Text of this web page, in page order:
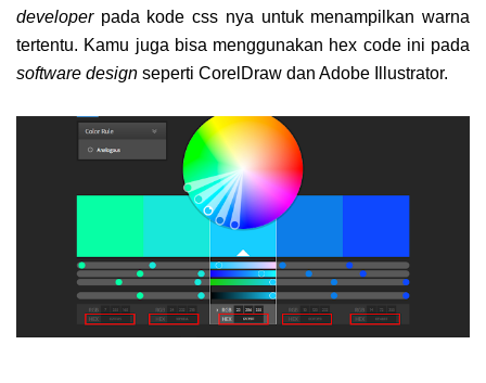
developerpada kode css nya untuk menampilkan warna
tertentu. Kamu juga bisa menggunakan hex code ini pada
software design seperti CorelDraw dan Adobe Illustrator.